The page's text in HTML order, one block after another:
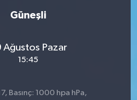
Güneşli
Ağustos Pazar
15:45
Basınç: 1000 hpa hPa,